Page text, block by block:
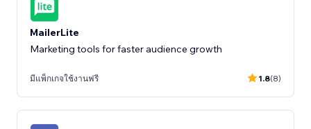
MailerLite
Marketing tools for faster audience growth
มีแพ็กเกจใช้งานฟรี 1.8(8)